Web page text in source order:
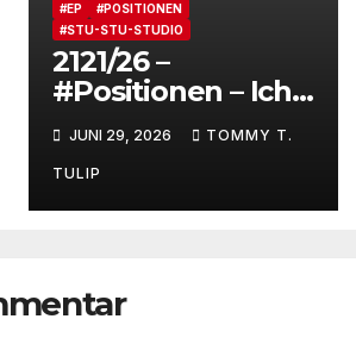
#EP
#POSITIONEN
#STU-STU-STUDIO
2121/26 –
#Positionen – Ich
bereue nichts –
Verstrahlte
Menschen,
verstrahlte
Gesamterlebnis
JUNI 29, 2026 TOMMY T.
TULIP